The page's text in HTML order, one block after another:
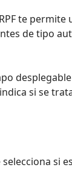
te permite
de tipo
si se
si